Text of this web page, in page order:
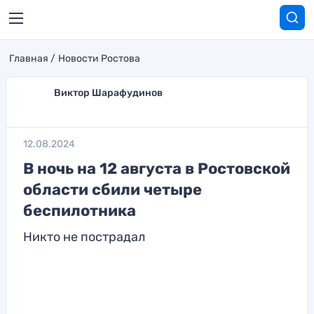
Главная Новости Ростова
Виктор Шарафудинов
12.08.2024
В ночь на 12 августа в Ростовской
области сбили четыре
беспилотника
Никто не пострадал